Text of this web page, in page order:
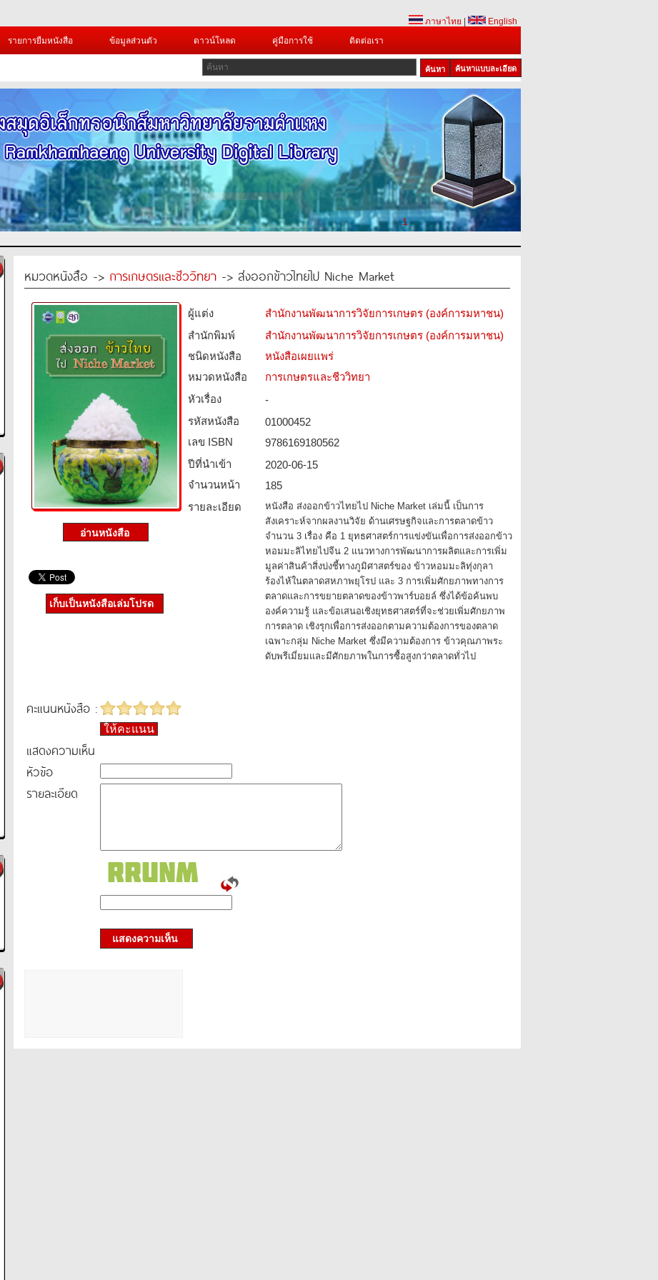
ภาษาไทย
English
รายการยืมหนังสือ ข้อมูลส่วนตัว ดาวน์โหลด คู่มือการใช้ ติดต่อเรา
ค้นหาแบบละเอียด
1
หมวดหนังสือ -> การเกษตรและชีววิทยา -> ส่งออกข้าวไทยไป Niche Market
ผู้แต่ง
สำนักงานพัฒนาการวิจัยการเกษตร (องค์การมหาชน)
สำนักพิมพ์
สำนักงานพัฒนาการวิจัยการเกษตร (องค์การมหาชน)
ชนิดหนังสือ­
หนังสือเผยแพร่
หมวดหนังสือ­
การเกษตรและชีววิทยา
หัวเรื่อง
-
รหัสหนังสือ­
01000452
เลข ISBN
9786169180562
ปีที่นำเข้า
2020-06-15
จำนวนหน้า
185
รายละเอียด
หนังสือ ส่งออกข้าวไทยไป Niche Market เล่มนี้ เป็นการ
สังเคราะห์จากผลงานวิจัย ด้านเศรษฐกิจและการตลาดข้าว
จำนวน 3 เรื่อง คือ 1 ยุทธศาสตร์การแข่งขันเพื่อการส่งออกข้าว
หอมมะลิไทยไปจีน 2 แนวทางการพัฒนาการผลิตและการเพิ่ม
มูลค่าสินค้าสิ่งบ่งชี้ทางภูมิศาสตร์ของ ข้าวหอมมะลิทุ่งกุลา
ร้องไห้ในตลาดสหภาพยุโรป และ 3 การเพิ่มศักยภาพทางการ
ตลาดและการขยายตลาดของข้าวพาร์บอยล์ ซึ่งได้ข้อค้นพบ
องค์ความรู้ และข้อเสนอเชิงยุทธศาสตร์ที่จะช่วยเพิ่มศักยภาพ
การตลาด เชิงรุกเพื่อการส่งออกตามความต้องการของตลาด
เฉพาะกลุ่ม Niche Market ซึ่งมีความต้องการ ข้าวคุณภาพระ
ดับพรีเมี่ยมและมีศักยภาพในการซื้อสูงกว่าตลาดทั่วไป
เก็บเป็นหนังสือเล่มโปรด
คะแนนหนังสือ :
ให้คะแนน
แสดงความเห็น
หัวข้อ
รายละเอียด
แสดงความเห็น